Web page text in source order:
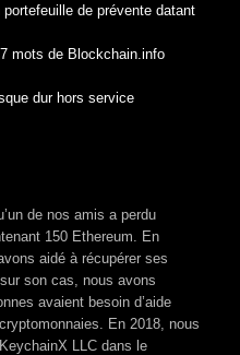
de prévente datant
mots de Blockchain.info
dur hors service
de nos amis a perdu
150 Ethereum. En
aidé à récupérer ses
son cas, nous avons
avaient besoin d’aide
En 2018, nous
LLC dans le